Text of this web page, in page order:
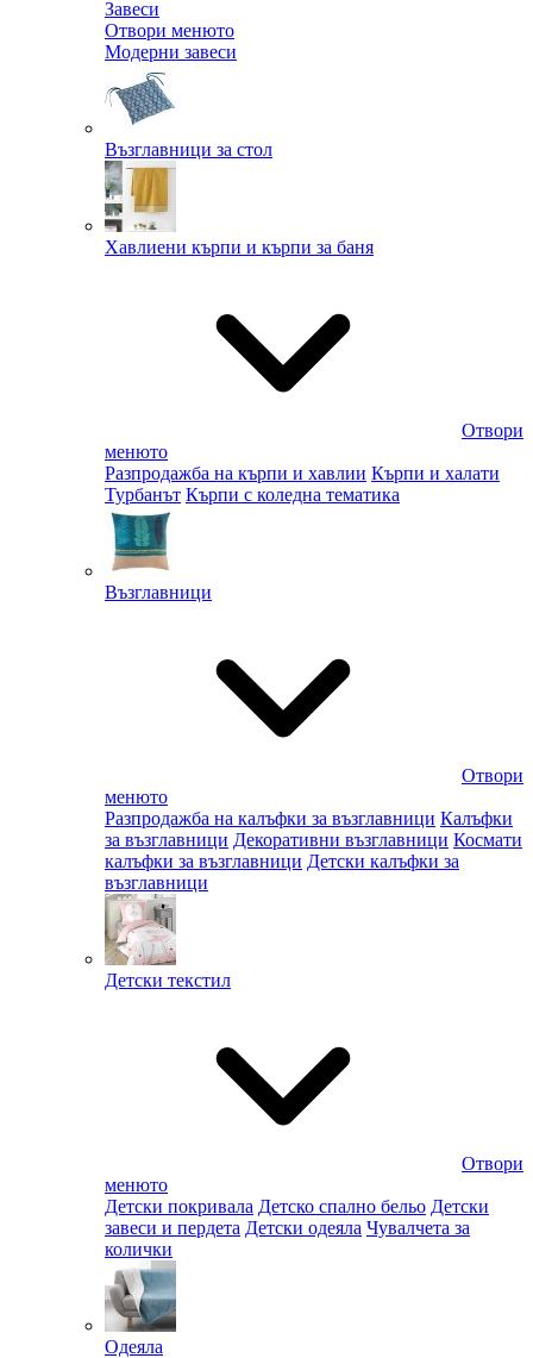
Завеси
Отвори менюто
Модерни завеси
Възглавници за стол
Хавлиени кърпи и кърпи за баня
Отвори
менюто
Разпродажба на кърпи и хавлии Кърпи и халати
Турбанът Кърпи с коледна тематика
Възглавници
Отвори
менюто
Разпродажба на калъфки за възглавници Калъфки
за възглавници Декоративни възглавници Космати
калъфки за възглавници Детски калъфки за
възглавници
Детски текстил
Отвори
менюто
Детски покривала Детско спално бельо Детски
завеси и пердета Детски одеяла Чувалчета за
колички
Одеяла